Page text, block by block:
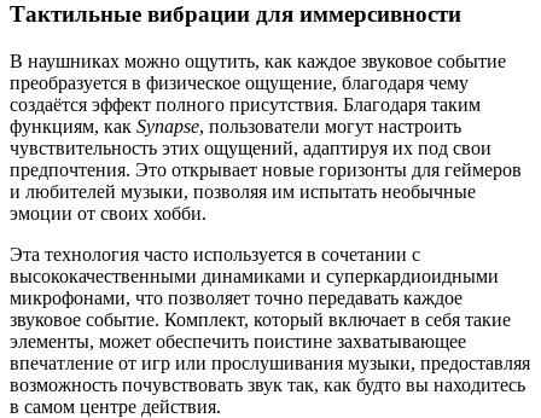
Тактильные вибрации для иммерсивности
В наушниках можно ощутить, как каждое звуковое событие
преобразуется в физическое ощущение, благодаря чему
создаётся эффект полного присутствия. Благодаря таким
функциям, как Synapse, пользователи могут настроить
чувствительность этих ощущений, адаптируя их под свои
предпочтения. Это открывает новые горизонты для геймеров
и любителей музыки, позволяя им испытать необычные
эмоции от своих хобби.
Эта технология часто используется в сочетании с
высококачественными динамиками и суперкардиоидными
микрофонами, что позволяет точно передавать каждое
звуковое событие. Комплект, который включает в себя такие
элементы, может обеспечить поистине захватывающее
впечатление от игр или прослушивания музыки, предоставляя
возможность почувствовать звук так, как будто вы находитесь
в самом центре действия.